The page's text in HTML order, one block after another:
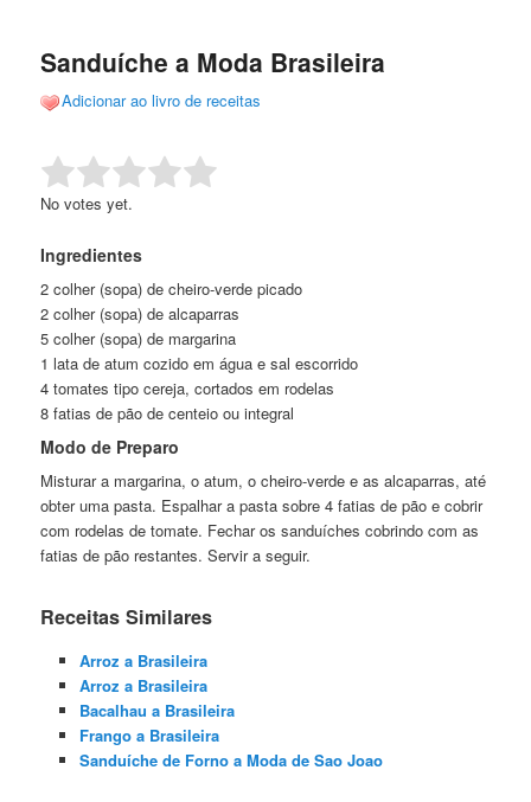
conteúdo
conteúdo
Sanduíche a Moda Brasileira
Adicionar ao livro de receitas
Rate this item: Submit Rating
No votes yet.
Ingredientes
2 colher (sopa) de cheiro-verde picado
2 colher (sopa) de alcaparras
5 colher (sopa) de margarina
1 lata de atum cozido em água e sal escorrido
4 tomates tipo cereja, cortados em rodelas
8 fatias de pão de centeio ou integral
Modo de Preparo
Misturar a margarina, o atum, o cheiro-verde e as alcaparras, até
obter uma pasta. Espalhar a pasta sobre 4 fatias de pão e cobrir
com rodelas de tomate. Fechar os sanduíches cobrindo com as
fatias de pão restantes. Servir a seguir.
Receitas Similares
Arroz a Brasileira
Arroz a Brasileira
Bacalhau a Brasileira
Frango a Brasileira
Sanduíche de Forno a Moda de Sao Joao